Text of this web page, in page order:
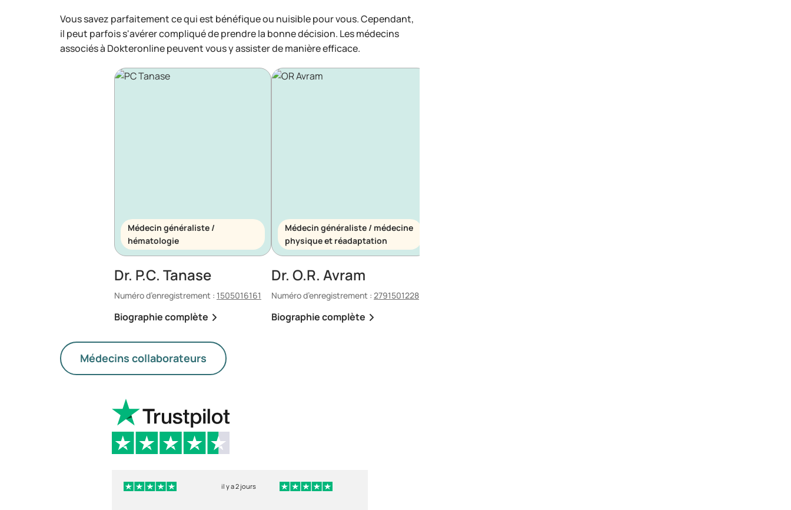
Vous savez parfaitement ce qui est bénéfique ou nuisible pour vous. Cependant,
il peut parfois s'avérer compliqué de prendre la bonne décision. Les médecins
associés à Dokteronline peuvent vous y assister de manière efficace.
Médecin généraliste /
hématologie
Dr. P.C. Tanase
Numéro d’enregistrement : 1505016161
Biographie complète
Médecin généraliste / médecine
physique et réadaptation
Dr. O.R. Avram
Numéro d’enregistrement : 2791501228
Biographie complète
Médecins collaborateurs
il y a 2 jours